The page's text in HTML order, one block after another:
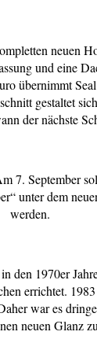
neuen
und eine
übernimmt
gestaltet
der nächste
7. September
unter dem
werden.
den 1970er
errichtet.
war es
neuen Glanz